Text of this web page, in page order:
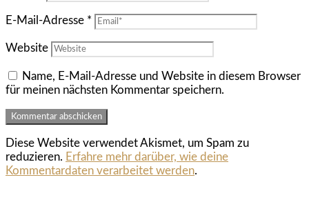
E-Mail-Adresse *
Website
Name, E-Mail-Adresse und Website in diesem Browser
für meinen nächsten Kommentar speichern.
Diese Website verwendet Akismet, um Spam zu
reduzieren. Erfahre mehr darüber, wie deine
Kommentardaten verarbeitet werden.